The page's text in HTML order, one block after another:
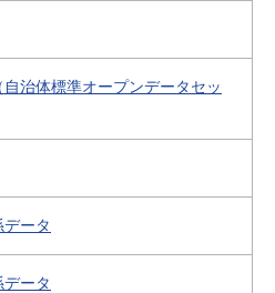
治体標準オープンデータセッ
ータ
ータ